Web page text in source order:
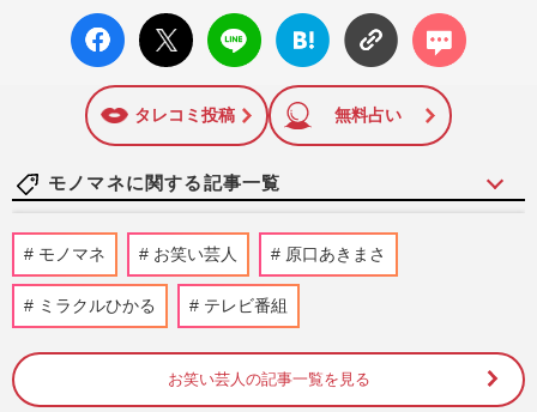
陣の執筆記事を配信するほか、女性週刊誌『週刊女性』の誌
面に掲載された記事から、インターネット利用者層にとって
特に関心の高い題材の記事を、WEB向けにリライトして配信
しています！
facebo
ok い
X ポス
ト
LINE
はてな
ブック
に追加
コメン
ト
タレコミ投稿 無料占い
モノマネに関する記事一覧
ものまねタレント清水アキラの息子・良太
郎さん死去「もう真面目に働いているの
で」、2度の逮捕も諦めなか…
週刊女性PRIME
キンタロー。「2頭身の櫻井翔」衝撃のモ
モノマネ お笑い芸人 原口あきまさ
ミラクルひかる テレビ番組
お笑い芸人の記事一覧を見る